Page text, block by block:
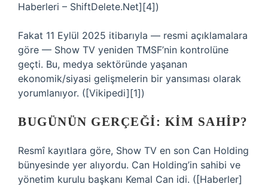
Haberleri – ShiftDelete.Net][4])
Fakat 11 Eylül 2025 itibarıyla — resmi açıklamalara
göre — Show TV yeniden TMSF’nin kontrolüne
geçti. Bu, medya sektöründe yaşanan
ekonomik/siyasi gelişmelerin bir yansıması olarak
yorumlanıyor. ([Vikipedi][1])
BUGÜNÜN GERÇEĞI: KIM SAHIP?
Resmî kayıtlara göre, Show TV en son Can Holding
bünyesinde yer alıyordu. Can Holding’in sahibi ve
yönetim kurulu başkanı Kemal Can idi. ([Haberler]